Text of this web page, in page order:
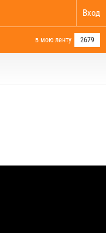
Вход
в мою ленту 2679